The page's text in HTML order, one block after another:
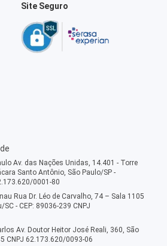
Site Seguro
Av. das Nações Unidas, 14.401 - Torre
Santo Antônio, São Paulo/SP -
0001-80
Rua Dr. Léo de Carvalho, 74 – Sala 1105
- CEP: 89036-239 CNPJ
Av. Doutor Heitor José Reali, 360, São
CNPJ 62.173.620/0093-06